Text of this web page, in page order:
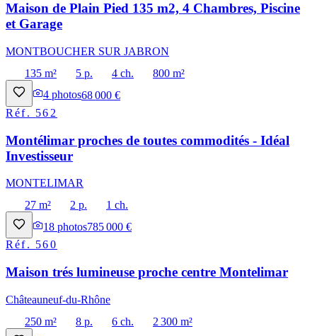
Maison de Plain Pied 135 m2, 4 Chambres, Piscine
et Garage
MONTBOUCHER SUR JABRON
135 m²
5 p. 4 ch.
800 m²
4 photos68 000 €
Réf. 562
Montélimar proches de toutes commodités - Idéal
Investisseur
MONTELIMAR
27 m²
2 p.
1 ch.
18 photos785 000 €
Réf. 560
Maison trés lumineuse proche centre Montelimar
Châteauneuf-du-Rhône
250 m²
8 p. 6 ch.
2 300 m²